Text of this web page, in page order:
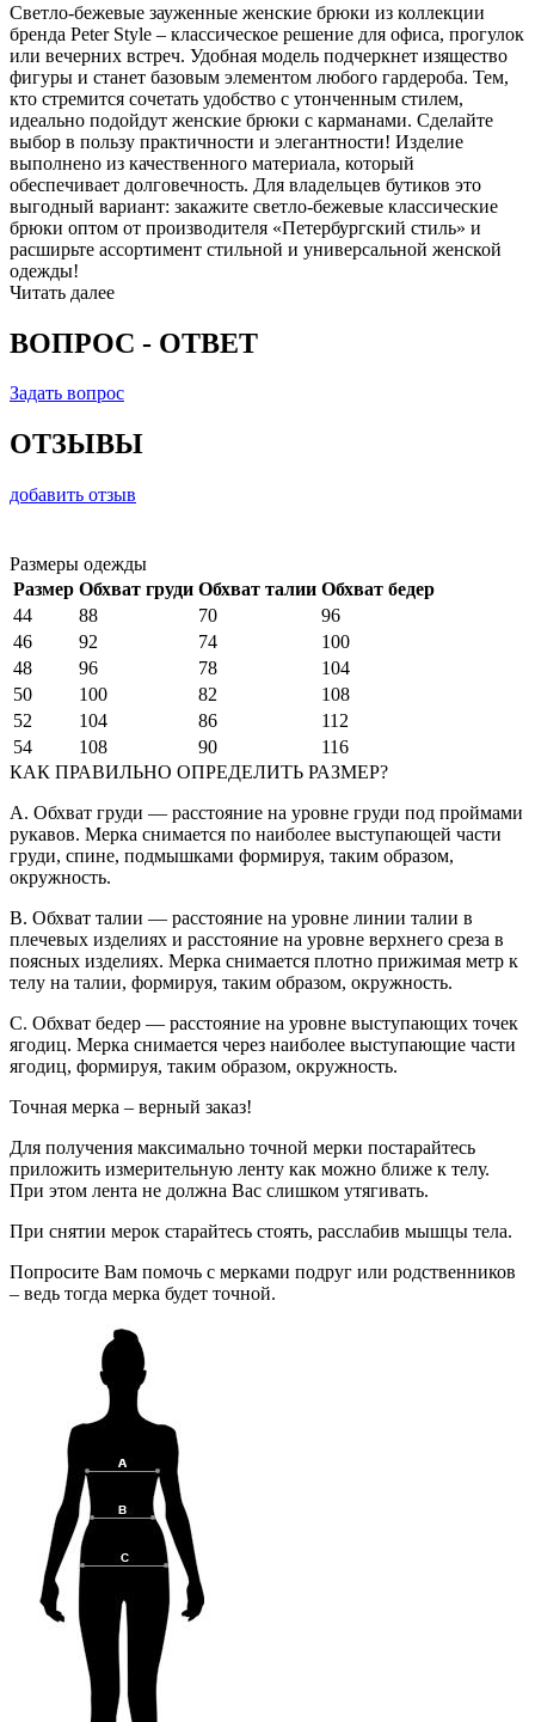
Светло-бежевые зауженные женские брюки из коллекции
бренда Peter Style – классическое решение для офиса, прогулок
или вечерних встреч. Удобная модель подчеркнет изящество
фигуры и станет базовым элементом любого гардероба. Тем,
кто стремится сочетать удобство с утонченным стилем,
идеально подойдут женские брюки с карманами. Сделайте
выбор в пользу практичности и элегантности! Изделие
выполнено из качественного материала, который
обеспечивает долговечность. Для владельцев бутиков это
выгодный вариант: закажите светло-бежевые классические
брюки оптом от производителя «Петербургский стиль» и
расширьте ассортимент стильной и универсальной женской
одежды!
Читать далее
ВОПРОС - ОТВЕТ
Задать вопрос
ОТЗЫВЫ
добавить отзыв
Размеры одежды
Размер Обхват груди Обхват талии Обхват бедер
44
88 70
96
46
92 74
100
48
96 78
104
50
100 82
108
52
104 86
112
54
108 90
116
КАК ПРАВИЛЬНО ОПРЕДЕЛИТЬ РАЗМЕР?
A. Обхват груди — расстояние на уровне груди под проймами
рукавов. Мерка снимается по наиболее выступающей части
груди, спине, подмышками формируя, таким образом,
окружность.
B. Обхват талии — расстояние на уровне линии талии в
плечевых изделиях и расстояние на уровне верхнего среза в
поясных изделиях. Мерка снимается плотно прижимая метр к
телу на талии, формируя, таким образом, окружность.
C. Обхват бедер — расстояние на уровне выступающих точек
ягодиц. Мерка снимается через наиболее выступающие части
ягодиц, формируя, таким образом, окружность.
Точная мерка – верный заказ!
Для получения максимально точной мерки постарайтесь
приложить измерительную ленту как можно ближе к телу.
При этом лента не должна Вас слишком утягивать.
При снятии мерок старайтесь стоять, расслабив мышцы тела.
Попросите Вам помочь с мерками подруг или родственников
– ведь тогда мерка будет точной.